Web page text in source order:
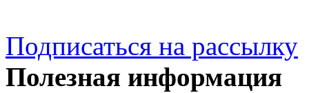
Подписаться на рассылку
Полезная информация